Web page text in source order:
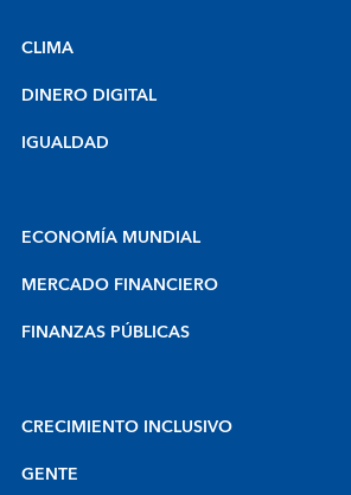
CLIMA
DINERO DIGITAL
IGUALDAD
ECONOMÍA MUNDIAL
MERCADO FINANCIERO
FINANZAS PÚBLICAS
CRECIMIENTO INCLUSIVO
GENTE